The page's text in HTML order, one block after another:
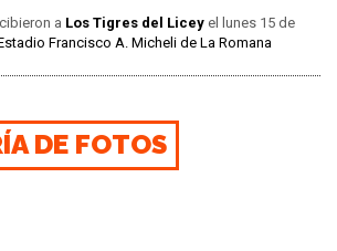
a Los Tigres del Licey el lunes 15 de
Francisco A. Micheli de La Romana
DE FOTOS